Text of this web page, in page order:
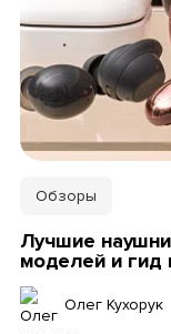
Обзоры
Лучшие
моделей и гид
Олег Кухорук